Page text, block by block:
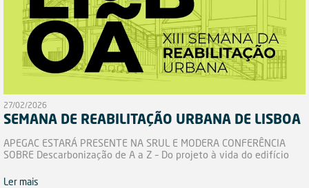
27/02/2026
SEMANA DE REABILITAÇÃO URBANA DE LISBOA
APEGAC ESTARÁ PRESENTE NA SRUL E MODERA CONFERÊNCIA
SOBRE Descarbonização de A a Z – Do projeto à vida do edifício
Ler mais